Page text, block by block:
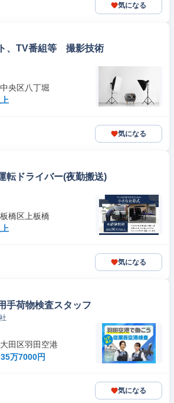
気になる
、TV番組等 撮影技術
央区八丁堀
気になる
転ドライバー(夜勤搬送)
橋区上板橋
気になる
手荷物検査スタッフ
田区羽田空港
万7000円
気になる